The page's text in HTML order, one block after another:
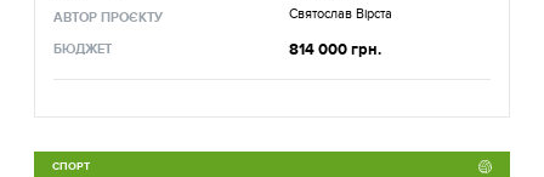
АВТОР ПРОЄКТУ Святослав Вірста
БЮДЖЕТ 814 000 грн.
СПОРТ